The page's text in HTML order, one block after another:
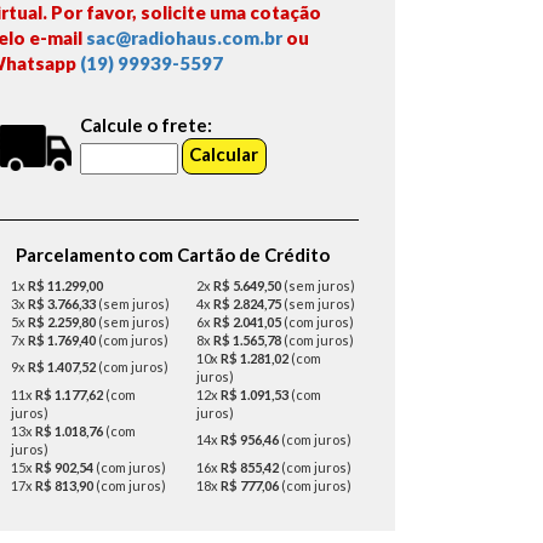
Por favor, solicite uma cotação
e-mail sac@radiohaus.com.brou
(19) 99939-5597
Calcule o frete:
Parcelamento com Cartão de Crédito
1xR$ 11.299,00 2xR$ 5.649,50 (sem juros)
3xR$ 3.766,33 (sem juros) 4xR$ 2.824,75 (sem juros)
5xR$ 2.259,80 (sem juros) 6xR$ 2.041,05 (com juros)
7xR$ 1.769,40 (com juros) 8xR$ 1.565,78 (com juros)
9xR$ 1.407,52 (com juros)
10xR$ 1.281,02 (com
juros)
11xR$ 1.177,62 (com
juros)
12xR$ 1.091,53 (com
juros)
13xR$ 1.018,76 (com
juros)
14xR$ 956,46 (com juros)
15xR$ 902,54 (com juros) 16xR$ 855,42 (com juros)
17xR$ 813,90 (com juros) 18xR$ 777,06 (com juros)